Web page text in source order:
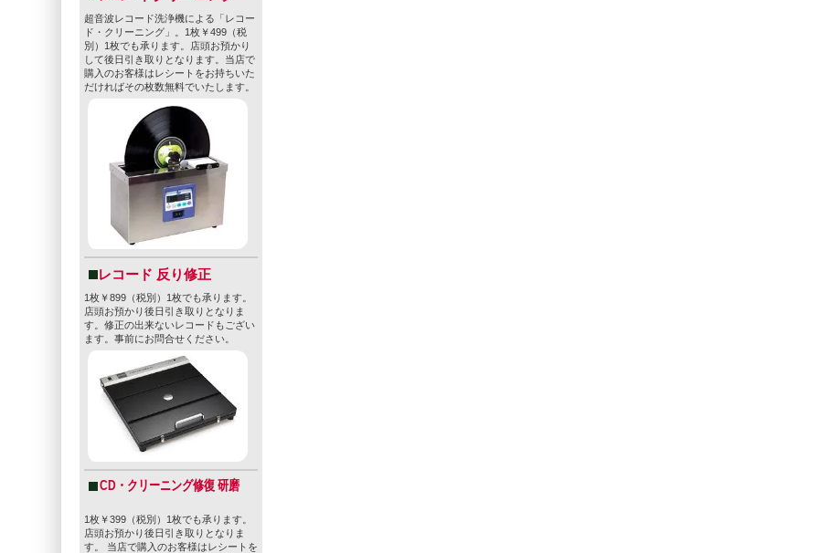
超音波レコード洗浄機による「レコー
ド・クリーニング」。1枚￥499（税
別）1枚でも承ります。店頭お預かり
して後日引き取りとなります。当店で
購入のお客様はレシートをお持ちいた
だければその枚数無料でいたします。
レコード 反り修正
1枚￥899（税別）1枚でも承ります。
店頭お預かり後日引き取りとなりま
す。修正の出来ないレコードもござい
ます。事前にお問合せください。
CD・クリーニング修復 研磨
1枚￥399（税別）1枚でも承ります。
店頭お預かり後日引き取りとなりま
す。 当店で購入のお客様はレシートを